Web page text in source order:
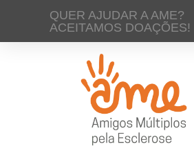
QUER AJUDAR A AME?
ACEITAMOS DOAÇÕES!